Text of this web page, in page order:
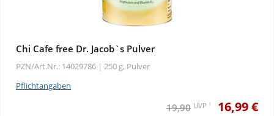
Chi Cafe free Dr. Jacob`s Pulver
PZN/Art.Nr.: 14029786 | 250 g, Pulver
Pflichtangaben
19,90 UVP 1 16,99 €